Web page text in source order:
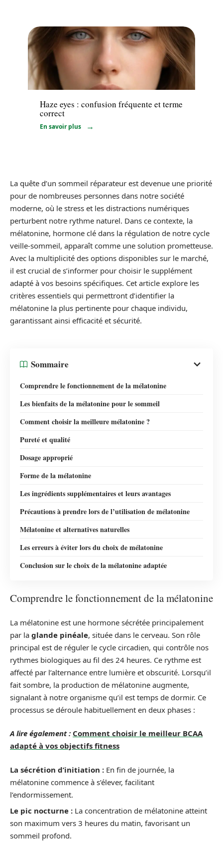
Professionnels
Haze eyes : confusion fréquente et terme
correct
En savoir plus
La quête d’un sommeil réparateur est devenue une priorité
pour de nombreuses personnes dans notre société
moderne, où le stress et les distractions numériques
perturbent notre rythme naturel. Dans ce contexte, la
mélatonine, hormone clé dans la régulation de notre cycle
veille-sommeil, apparaît comme une solution prometteuse.
Avec la multiplicité des options disponibles sur le marché,
il est crucial de s’informer pour choisir le supplément
adapté à vos besoins spécifiques. Cet article explore les
critères essentiels qui permettront d’identifier la
mélatonine la plus pertinente pour chaque individu,
garantissant ainsi efficacité et sécurité.
Sommaire
Comprendre le fonctionnement de la mélatonine
Les bienfaits de la mélatonine pour le sommeil
Comment choisir la meilleure mélatonine ?
Pureté et qualité
Dosage approprié
Forme de la mélatonine
Les ingrédients supplémentaires et leurs avantages
Précautions à prendre lors de l’utilisation de mélatonine
Mélatonine et alternatives naturelles
Les erreurs à éviter lors du choix de mélatonine
Conclusion sur le choix de la mélatonine adaptée
Comprendre le fonctionnement de la mélatonine
La mélatonine est une hormone sécrétée principalement
par la glande pinéale, située dans le cerveau. Son rôle
principal est de réguler le cycle circadien, qui contrôle nos
rythmes biologiques au fil des 24 heures. Ce rythme est
affecté par l’alternance entre lumière et obscurité. Lorsqu’il
fait sombre, la production de mélatonine augmente,
signalant à notre organisme qu’il est temps de dormir. Ce
processus se déroule habituellement en deux phases :
A lire également : Comment choisir le meilleur BCAA
adapté à vos objectifs fitness
La sécrétion d’initiation : En fin de journée, la
mélatonine commence à s’élever, facilitant
l’endormissement.
Le pic nocturne : La concentration de mélatonine atteint
son maximum vers 3 heures du matin, favorisant un
sommeil profond.